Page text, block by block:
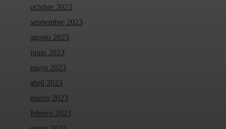
octubre 2023
septiembre 2023
agosto 2023
junio 2023
mayo 2023
abril 2023
marzo 2023
febrero 2023